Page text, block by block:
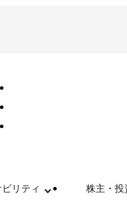
リティ 株主・投